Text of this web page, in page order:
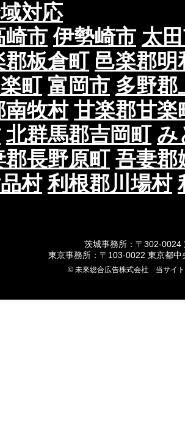
対応
崎市 伊勢崎市 太
郡板倉町 邑楽郡明
町 富岡市 多野郡
南牧村 甘楽郡甘楽
北群馬郡吉岡町 み
郡長野原町 吾妻郡
村 利根郡川場村
茨城事務所：〒302-0024
東京事務所：〒103-0022 東京都
© 未來総合広告株式会社 当サイ